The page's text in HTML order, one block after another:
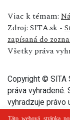
Viac k témam:
Zdroj: SITA.sk -
zapísaná do
Všetky práva
Copyright © SITA
práva vyhradené.
vyhradzuje právo
a na verejný